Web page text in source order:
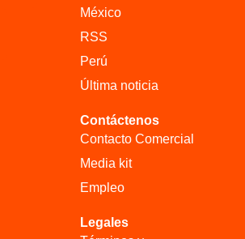
México
RSS
Perú
Última noticia
Contáctenos
Contacto Comercial
Media kit
Empleo
Legales